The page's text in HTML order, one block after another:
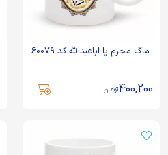
ماگ محرم یا اباعبدالله کد 60079
400,200تومان